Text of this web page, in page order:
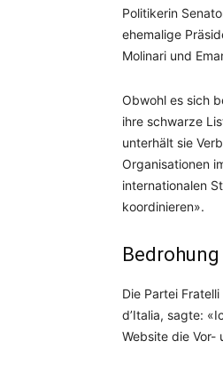
Politikerin
ehemalige
Molinari und
Obwohl es sich
ihre schwarze
unterhält sie
Organisationen
internationalen
koordinieren».
Die Partei
d’Italia, sagte:
Website die Vor-